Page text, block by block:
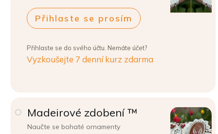
Přihlaste se prosím
Přihlaste se do svého účtu. Nemáte účet?
Vyzkoušejte 7 denní kurz zdarma
Madeirové zdobení ™
Naučte se bohaté ornamenty